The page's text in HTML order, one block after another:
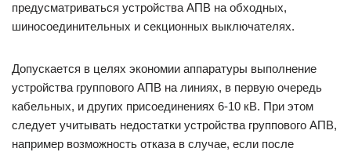
предусматриваться устройства АПВ на обходных,
шиносоединительных и секционных выключателях.
Допускается в целях экономии аппаратуры выполнение
устройства группового АПВ на линиях, в первую очередь
кабельных, и других присоединениях 6-10 кВ. При этом
следует учитывать недостатки устройства группового АПВ,
например возможность отказа в случае, если после